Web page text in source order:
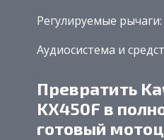
Регулируемые
Аудиосистема и
Превратить
KX450F в
готовый